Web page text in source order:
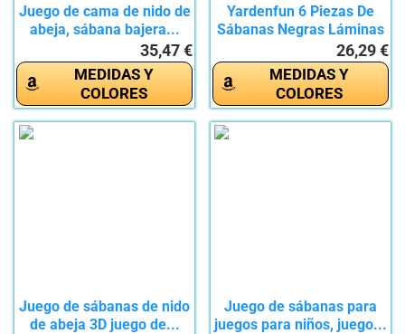
Juego de cama de nido de
abeja, sábana bajera...
35,47 €
MEDIDAS Y
COLORES
Yardenfun 6 Piezas De
Sábanas Negras Láminas
26,29 €
MEDIDAS Y
COLORES
Juego de sábanas de nido
de abeja 3D juego de...
Juego de sábanas para
juegos para niños, juego...